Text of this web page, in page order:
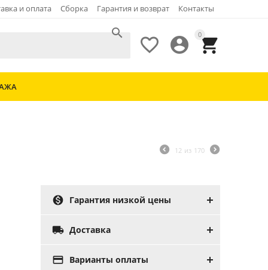
и оплата Сборка Гарантия и возврат Контакты
0



12 из 170
 Гарантия низкой цены
 Доставка
 Варианты оплаты